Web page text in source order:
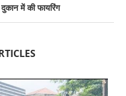
में की फायरिंग